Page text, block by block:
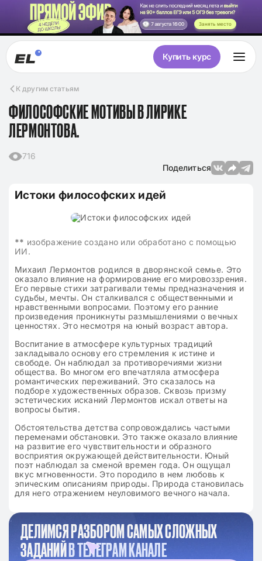
Занять место
Купить курс
К другим статьям
ФИЛОСОФСКИЕ МОТИВЫ В ЛИРИКЕ
ЛЕРМОНТОВА.
716
Поделиться
Истоки философских идей
** изображение создано или обработано с помощью
ИИ.
Михаил Лермонтов родился в дворянской семье. Это
оказало влияние на формирование его мировоззрения.
Его первые стихи затрагивали темы предназначения и
судьбы, мечты. Он сталкивался с общественными и
нравственными вопросами. Поэтому его ранние
произведения проникнуты размышлениями о вечных
ценностях. Это несмотря на юный возраст автора.
Воспитание в атмосфере культурных традиций
закладывало основу его стремления к истине и
свободе. Он наблюдал за противоречиями жизни
общества. Во многом его впечатляла атмосфера
романтических переживаний. Это сказалось на
подборе художественных образов. Сквозь призму
эстетических исканий Лермонтов искал ответы на
вопросы бытия.
Обстоятельства детства сопровождались частыми
переменами обстановки. Это также оказало влияние
на развитие его чувствительности и образного
восприятия окружающей действительности. Юный
поэт наблюдал за сменой времен года. Он ощущал
вкус мгновенности. Это породило в нем любовь к
эпическим описаниям природы. Природа становилась
для него отражением неуловимого вечного начала.
ДЕЛИМСЯ РАЗБОРОМ САМЫХ СЛОЖНЫХ
ЗАДАНИЙВ ТЕЛЕГРАМ КАНАЛЕ